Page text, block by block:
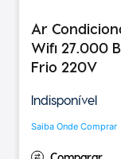
Ar
Wifi 27.000
Frio 220V
Indisponível